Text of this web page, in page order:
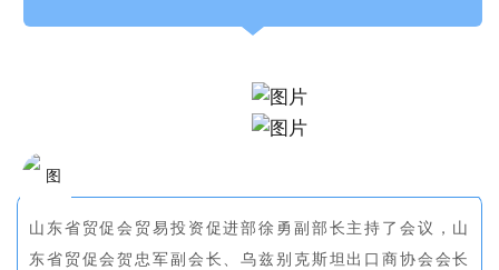
山东省贸促会贸易投资促进部徐勇副部长主持了会议，山
东省贸促会贺忠军副会长、乌兹别克斯坦出口商协会会长